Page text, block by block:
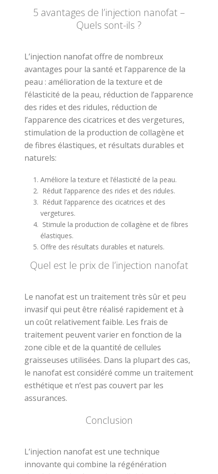
5 avantages de l’injection nanofat –
Quels sont-ils ?
L’injection nanofat offre de nombreux
avantages pour la santé et l’apparence de la
peau : amélioration de la texture et de
l’élasticité de la peau, réduction de l’apparence
des rides et des ridules, réduction de
l’apparence des cicatrices et des vergetures,
stimulation de la production de collagène et
de fibres élastiques, et résultats durables et
naturels:
Améliore la texture et l’élasticité de la peau.
Réduit l’apparence des rides et des ridules.
Réduit l’apparence des cicatrices et des
vergetures.
Stimule la production de collagène et de fibres
élastiques.
Offre des résultats durables et naturels.
Quel est le prix de l’injection nanofat
Le nanofatest un traitementtrès sûret peu
invasifqui peutêtre réalisé rapidementetà
un coût relativementfaible. Les frais de
traitement peuventvarieren fonction de la
zone cible etde la quantité de cellules
graisseuses utilisées. Dans la plupartdes cas,
le nanofatestconsidéré comme un traitement
esthétique et n‘est pas couvert par les
assurances.
Conclusion
L’injection nanofat est une technique
innovante qui combine la régénération